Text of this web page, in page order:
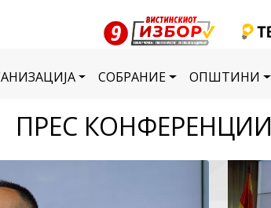
СОБРАНИЕ ОПШТИНИ
ПРЕС КОНФЕРЕНЦИИ